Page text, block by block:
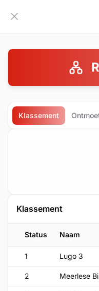
Zijbalk inklappen
Klassement
Klassement
Status Naam
1 Lugo 3
2 Meerlese